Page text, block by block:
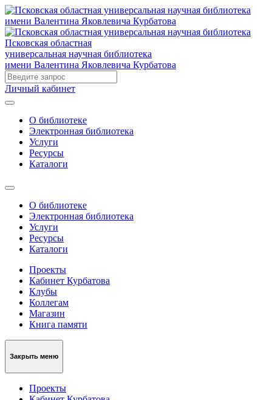
Псковская областная
универсальная научная библиотека
имени Валентина Яковлевича Курбатова
Личный кабинет
О библиотеке
Электронная библиотека
Услуги
Ресурсы
Каталоги
О библиотеке
Электронная библиотека
Услуги
Ресурсы
Каталоги
Проекты
Кабинет Курбатова
Клубы
Коллегам
Магазин
Книга памяти
Закрыть меню
Проекты